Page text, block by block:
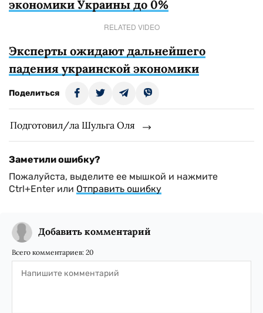
экономики Украины до 0%
RELATED VIDEO
Эксперты ожидают дальнейшего
падения украинской экономики
Поделиться
Подготовил/ла Шульга Оля
Заметили ошибку?
Пожалуйста, выделите ее мышкой и нажмите
Ctrl+Enter или Отправить ошибку
Добавить комментарий
Всего комментариев: 20